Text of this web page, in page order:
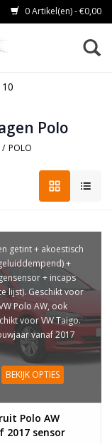
0 Artikel(en) - €0,00
Polo
/ POLO
getint + akoestisch
+
+ incaps
lijst). Geschikt voor
Polo AW, ook
voor VW Taigo.
vanaf 2017
BEKIJK OPTIES
Polo AW
2017 sensor